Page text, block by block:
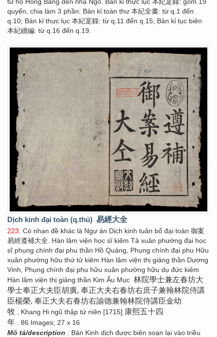
quyển, chia làm 3 phần: Bản kỉ toàn thư 本紀全書: từ q.1 đến
q.10; Bản kỉ thực lục 本紀寔錄: từ q.11 đến q.15; Bản kỉ tục biên
本紀續編: từ q.16 đến q.19.
Dịch kinh đại toàn (q.thủ) 易經大全
223 . Có nhan đề khác là Ngự án Dịch kinh tuân bổ đại toàn 御案
易經遵補大全. Hàn lâm viện học sĩ kiêm Tả xuân phường đại học
sĩ phụng chính đại phu thần Hồ Quảng, Phụng chính đại phu Hữu
xuân phường hữu thứ tử kiêm Hàn lâm viện thị giảng thần Dương
Vinh, Phụng chính đại phu hữu xuân phường hữu dụ đức kiêm
Hàn lâm viện thị giảng thần Kim Ấu Mục 林院學士兼左春坊大
學士奉正大夫臣胡廣, 奉正大夫右春坊右庶子兼翰林院侍講
臣楊榮, 奉正大夫右春坊右諭德兼翰林院侍講臣金幼
牧 , Khang Hi ngũ thập tứ niên [1715] 康熙五十四
年 . 86 Images; 27 x 16
Mô tả/description : Bản Kinh dịch được biên soạn lại vào triều